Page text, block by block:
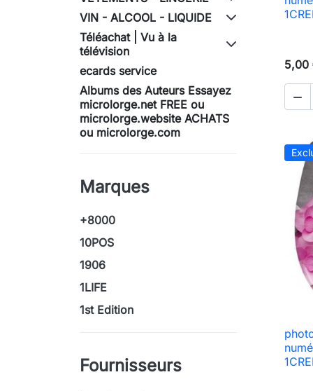
VIN - ALCOOL - LIQUIDE
Téléachat | Vu à la
télévision
ecards service
Albums des Auteurs Essayez
microlorge.net FREE ou
microlorge.website ACHATS
ou microlorge.com
Marques
+8000
10POS
1906
1LIFE
1st Edition
Fournisseurs
5,00
